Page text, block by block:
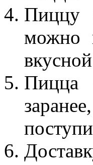
Пиццу
можно
Пицца